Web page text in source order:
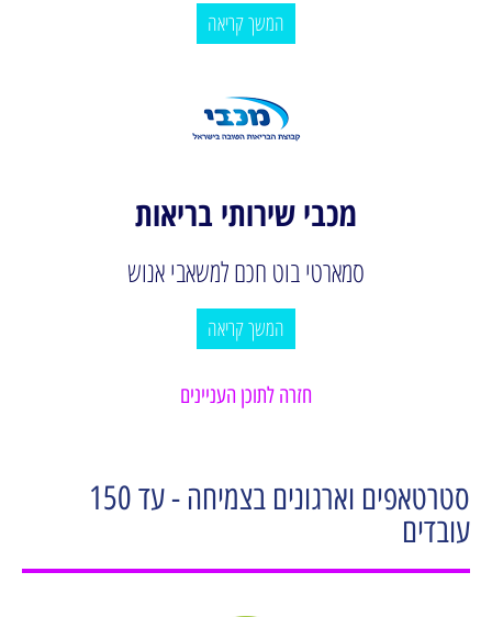
המשך קריאה
מכבי שירותי בריאות
סמארטי בוט חכם למשאבי אנוש
המשך קריאה
חזרה לתוכן העניינים
סטרטאפים וארגונים בצמיחה - עד 150
עובדים